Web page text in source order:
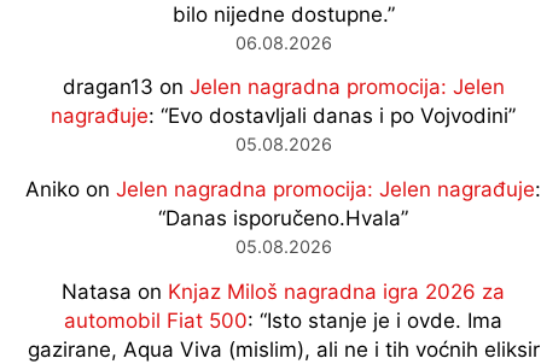
bilo nijedne dostupne.”
06.08.2026
dragan13 on Jelen nagradna promocija: Jelen
nagrađuje: “Evo dostavljali danas i po Vojvodini”
05.08.2026
Aniko on Jelen nagradna promocija: Jelen nagrađuje:
“Danas isporučeno.Hvala”
05.08.2026
Natasa on Knjaz Miloš nagradna igra 2026 za
automobil Fiat 500: “Isto stanje je i ovde. Ima
gazirane, Aqua Viva (mislim), ali ne i tih voćnih eliksir